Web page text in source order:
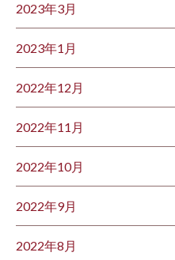
2023年3月
2023年1月
2022年12月
2022年11月
2022年10月
2022年9月
2022年8月